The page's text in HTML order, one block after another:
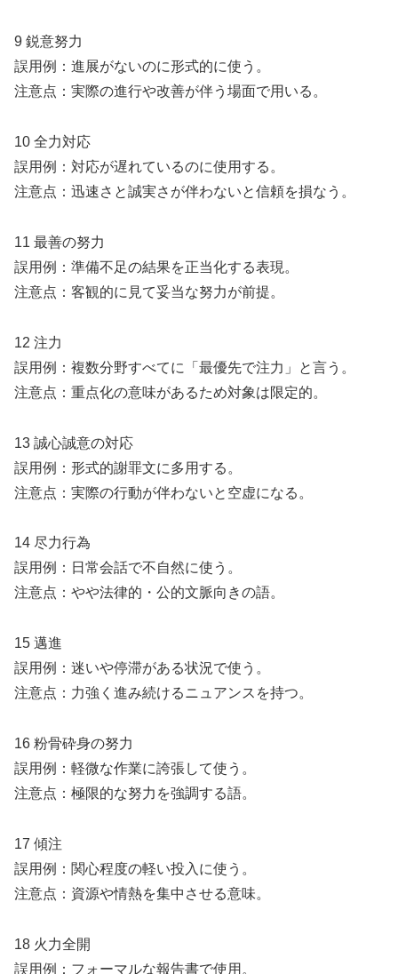
9 鋭意努力
誤用例：進展がないのに形式的に使う。
注意点：実際の進行や改善が伴う場面で用いる。
10 全力対応
誤用例：対応が遅れているのに使用する。
注意点：迅速さと誠実さが伴わないと信頼を損なう。
11 最善の努力
誤用例：準備不足の結果を正当化する表現。
注意点：客観的に見て妥当な努力が前提。
12 注力
誤用例：複数分野すべてに「最優先で注力」と言う。
注意点：重点化の意味があるため対象は限定的。
13 誠心誠意の対応
誤用例：形式的謝罪文に多用する。
注意点：実際の行動が伴わないと空虚になる。
14 尽力行為
誤用例：日常会話で不自然に使う。
注意点：やや法律的・公的文脈向きの語。
15 邁進
誤用例：迷いや停滞がある状況で使う。
注意点：力強く進み続けるニュアンスを持つ。
16 粉骨砕身の努力
誤用例：軽微な作業に誇張して使う。
注意点：極限的な努力を強調する語。
17 傾注
誤用例：関心程度の軽い投入に使う。
注意点：資源や情熱を集中させる意味。
18 火力全開
誤用例：フォーマルな報告書で使用。